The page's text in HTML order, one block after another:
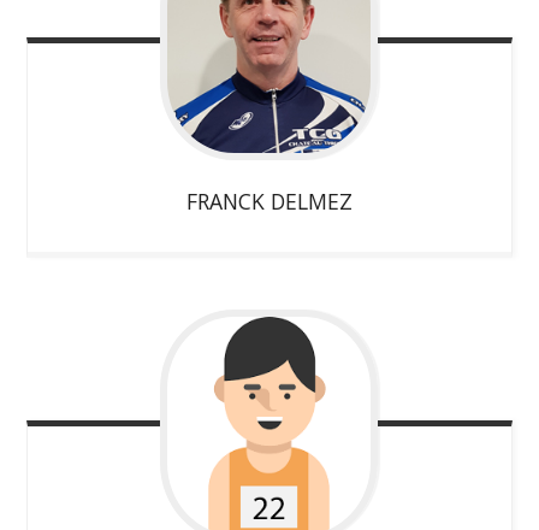
FRANCK DELMEZ